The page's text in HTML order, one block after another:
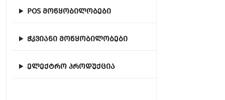
POS მოწყობილობები
ჭკვიანი მოწყობილობები
ელექტრო პროდუქცია